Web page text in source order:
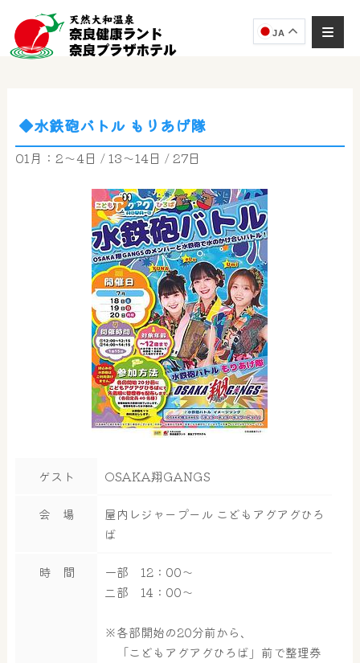
JA
◆水鉄砲バトル もりあげ隊
01月：2～4日 / 13～14日 / 27日
ゲスト OSAKA翔GANGS
会 場
屋内レジャープール こどもアグアグひろ
ば
時 間
一部 12：00～
二部 14：00～
※各部開始の20分前から、
「こどもアグアグひろば」前で整理券
AIコンシェルジュ
オンライン
奈良健康ランド AIコンシェルジュです。
ご質問をお伺いします。